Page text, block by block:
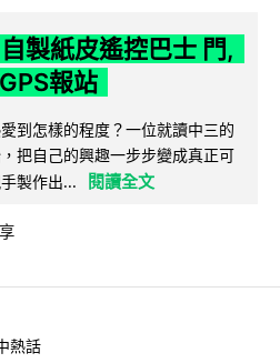
製紙皮遙控巴士 門,
報站
到怎樣的程度？一位就讀中三的
把自己的興趣一步步變成真正可
製作出...
閱讀全文
熱話